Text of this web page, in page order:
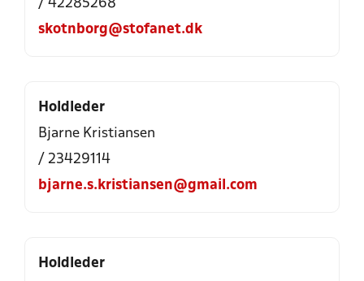
/ 42285268
skotnborg@stofanet.dk
Holdleder
Bjarne Kristiansen
/ 23429114
bjarne.s.kristiansen@gmail.com
Holdleder